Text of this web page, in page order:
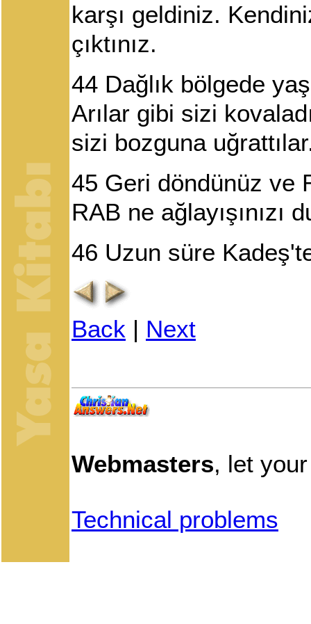
karşı geldiniz.
çıktınız.
44 Dağlık bölgede
Arılar gibi sizi
sizi bozguna
45 Geri döndünüz ve
RAB ne ağlayışınızı
46 Uzun süre
Back | Next
Webmasters, let
Technical problems